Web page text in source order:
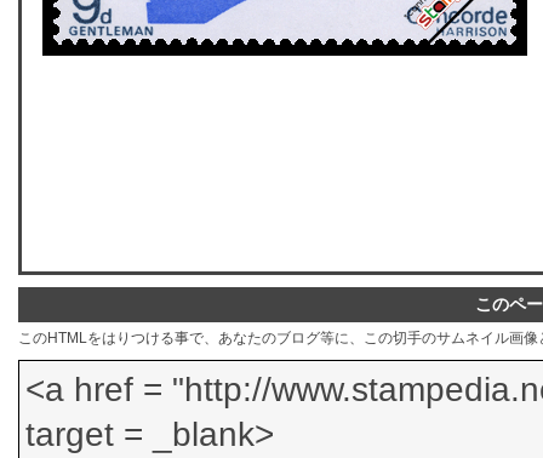
このペ
このHTMLをはりつける事で、あなたのブログ等に、この切手のサムネイル画